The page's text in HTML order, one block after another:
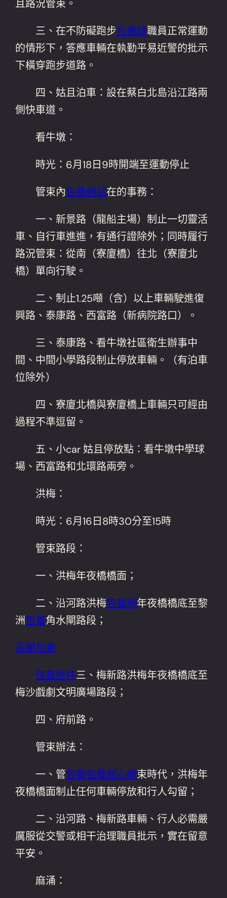
且路況管束。
三、在不防礙跑步包養妹職員正常運動
的情形下，答應車輛在執勤平易近警的批示
下橫穿跑步道路。
四、姑且泊車：設在蔡白北島沿江路兩
側快車道。
看牛墩：
時光：6月18日9時開端至運動停止
管束內包養網站在的事務：
一、新景路（龍船主場）制止一切靈活
車、自行車進進，有通行證除外；同時履行
路況管束：從南（寮廈橋）往北（寮廈北
橋）單向行駛。
二、制止1.25噸（含）以上車輛駛進復
興路、泰康路、西富路（新病院路口）。
三、泰康路、看牛墩社區衛生辦事中
間、中間小學路段制止停放車輛。（有泊車
位除外）
四、寮廈北橋與寮廈橋上車輛只可經由
過程不準逗留。
五、小car 姑且停放點：看牛墩中學球
場、西富路和北環路兩旁。
洪梅：
時光：6月16日8時30分至15時
管束路段：
一、洪梅年夜橋橋面；
二、沿河路洪梅包養網年夜橋橋底至黎
洲包養角水閘路段；
長期包養
包養條件三、梅新路洪梅年夜橋橋底至
梅沙戲劇文明廣場路段；
四、府前路。
管束辦法：
一、管包養包養甜心網束時代，洪梅年
夜橋橋面制止任何車輛停放和行人勾留；
二、沿河路、梅新路車輛、行人必需嚴
厲服從交警或相干治理職員批示，實在留意
平安。
麻涌：